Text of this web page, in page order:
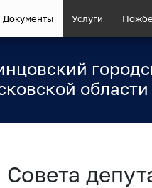
Документы Услуги
области